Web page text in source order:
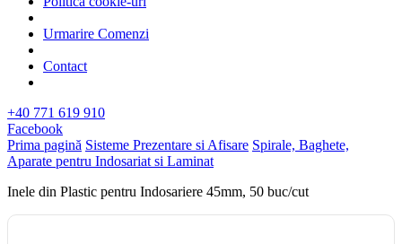
Urmarire Comenzi
Contact
+40 771 619 910
Facebook
Prima pagină Sisteme Prezentare si Afisare Spirale, Baghete,
Aparate pentru Indosariat si Laminat
Inele din Plastic pentru Indosariere 45mm, 50 buc/cut